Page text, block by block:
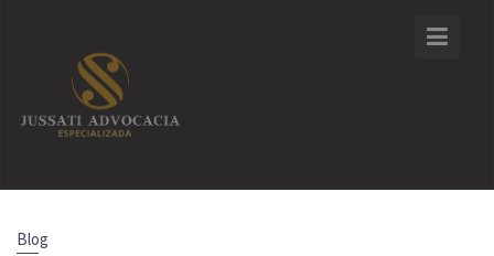
Blog